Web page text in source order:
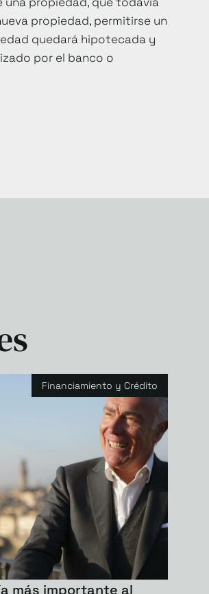
propiedad, permitirse un
quedará hipotecada y
por el banco o
Financiamiento y Crédito
más importante al